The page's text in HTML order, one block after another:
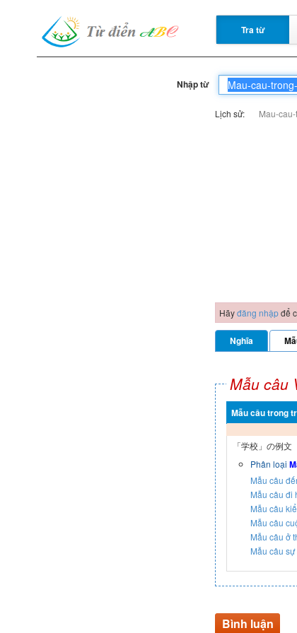
Tra từ
Nhập từ
Lịch sử: Mau-
Hãyđăng nhậpđể
Nghĩa
Mẫu câu
Mẫu câu trong
「学校」の例文
Phân loại
Mẫu câu
Mẫu câu đi
Mẫu câu
Mẫu câu
Mẫu câu ở
Mẫu câu
Bình luận